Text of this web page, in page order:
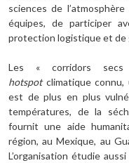
sciences de
équipes, de participer
protection logistique et de
Les « corridors
hotspot climatique
est de plus en plus
températures, de la
fournit une aide
région, au Mexique, au
L’organisation étudie